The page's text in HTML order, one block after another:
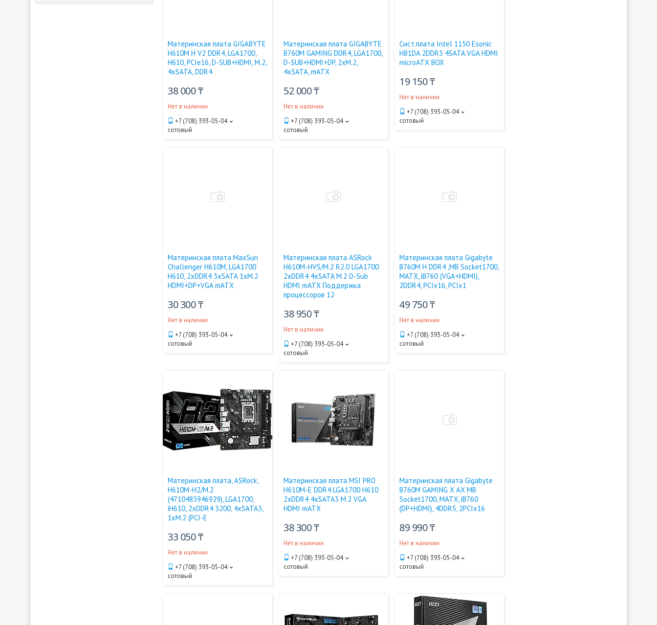
Материнская плата GIGABYTE
H610M H V2 DDR4, LGA1700,
H610, PCIe16, D-SUB+HDMI, M.2,
4xSATA, DDR4
38 000 ₸
Нет в наличии
+7 (708) 393-05-04
сотовый
Материнская плата GIGABYTE
B760M GAMING DDR4, LGA1700,
D-SUB+HDMI+DP, 2xM.2,
4xSATA, mATX
52 000 ₸
Нет в наличии
+7 (708) 393-05-04
сотовый
Сист.плата Intel 1150 Esonic
H81DA 2DDR3 4SATA VGA HDMI
microATX BOX
19 150 ₸
Нет в наличии
+7 (708) 393-05-04
сотовый
Материнская плата MaxSun
Challenger H610M, LGA1700
H610, 2xDDR4 3xSATA 1xM.2
HDMI+DP+VGA mATX
30 300 ₸
Нет в наличии
+7 (708) 393-05-04
сотовый
Материнская плата ASRock
H610M-HVS/M.2 R2.0 LGA1700
2xDDR4 4xSATA M.2 D-Sub
HDMI mATX Поддержка
процессоров 12
38 950 ₸
Нет в наличии
+7 (708) 393-05-04
сотовый
Материнская плата Gigabyte
B760M H DDR4 ,MB Socket1700,
MATX, iB760 (VGA+HDMI),
2DDR4, PCIx16, PCIx1
49 750 ₸
Нет в наличии
+7 (708) 393-05-04
сотовый
Материнская плата, ASRock,
H610M-H2/M.2
(4710483946929), LGA1700,
iH610, 2xDDR4 3200, 4xSATA3,
1xM.2 (PCI-E
33 050 ₸
Нет в наличии
+7 (708) 393-05-04
сотовый
Материнская плата MSI PRO
H610M-E DDR4 LGA1700 H610
2xDDR4 4xSATA3 M.2 VGA
HDMI mATX
38 300 ₸
Нет в наличии
+7 (708) 393-05-04
сотовый
Материнская плата Gigabyte
B760M GAMING X AX MB
Socket1700, MATX, iB760
(DP+HDMI), 4DDR5, 2PCIx16
89 990 ₸
Нет в наличии
+7 (708) 393-05-04
сотовый